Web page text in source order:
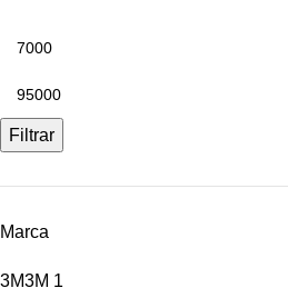
Filtrar
Marca
3M3M 1